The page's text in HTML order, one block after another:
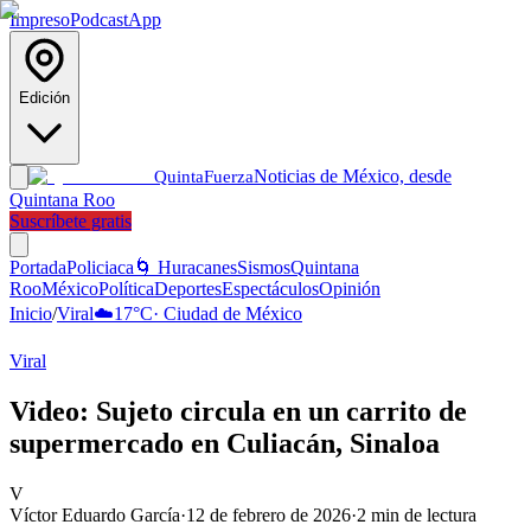
ImpresoPodcastApp
Edición
QuintaFuerzaNoticias de México, desde
Quintana Roo
Suscríbete gratis
PortadaPoliciaca 🌀 HuracanesSismosQuintana
RooMéxicoPolíticaDeportesEspectáculosOpinión
Inicio/Viral☁️17°C· Ciudad de México
Viral
Video: Sujeto circula en un carrito de
supermercado en Culiacán, Sinaloa
V
Víctor Eduardo García·12 de febrero de 2026·2 min de lectura